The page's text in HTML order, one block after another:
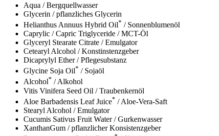
Aqua / Bergquellwasser
Glycerin / pflanzliches Glycerin
Helianthus Annuus Hybrid Oil* / Sonnenblumenöl
Caprylic / Capric Triglyceride / MCT-Öl
Glyceryl Stearate Citrate / Emulgator
Cetearyl Alcohol / Konstinstenzgeber
Dicaprylyl Ether / Pflegesubstanz
Glycine Soja Oil* / Sojaöl
Alcohol* / Alkohol
Vitis Vinifera Seed Oil / Traubenkernöl
Aloe Barbadensis Leaf Juice* / Aloe-Vera-Saft
Stearyl Alcohol / Emulgator
Cucumis Sativus Fruit Water / Gurkenwasser
XanthanGum / pflanzlicher Konsistenzgeber